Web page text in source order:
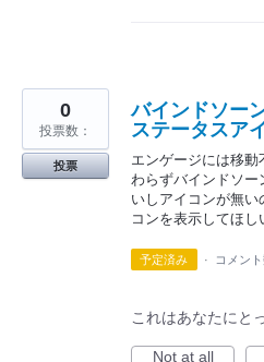
バインドソー
ステータスア
エンゲージには移
わらずバインドソー
いしアイコンが無い
コンを表示してほし
0
投票数：
投票
予定済み · コメン
これはあなたにと
Not at all